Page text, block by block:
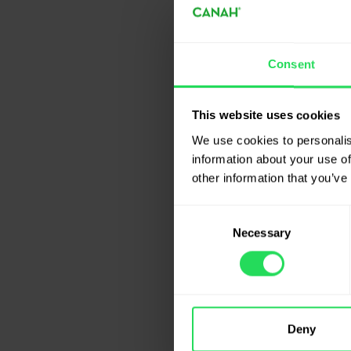
Consent
This website uses cookies
We use cookies to
information about your use
other information that
Necessary
Deny
de
acizii
Aloe
precum
Nuca
studii
printre
rau